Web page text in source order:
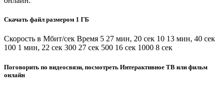
Скачать файл размером 1 ГБ
Скорость в Мбит/сек Время 5 27 мин, 20 сек 10 13 мин, 40 сек
100 1 мин, 22 сек 300 27 сек 500 16 сек 1000 8 сек
Поговорить по видеосвязи, посмотреть Интерактивное ТВ или фильм
онлайн